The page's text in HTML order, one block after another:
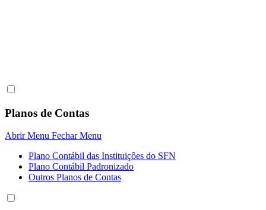
Planos de Contas
Abrir Menu Fechar Menu
Plano Contábil das Instituiçôes do SFN
Plano Contábil Padronizado
Outros Planos de Contas